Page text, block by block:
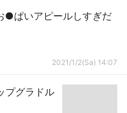
●ぱいアピールしすぎだ
2021/1/2(Sa) 14:07
プグラドル